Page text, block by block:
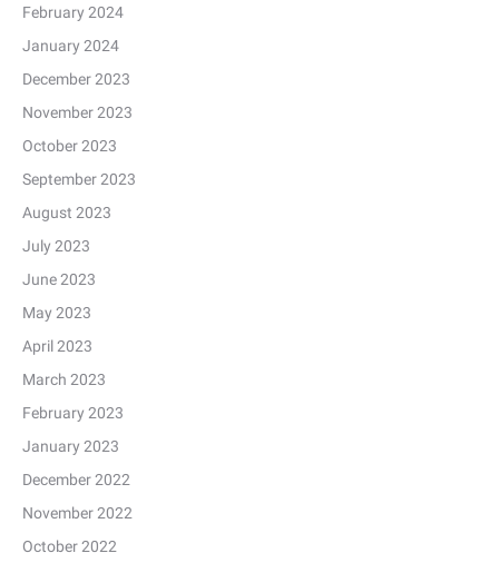
February 2024
January 2024
December 2023
November 2023
October 2023
September 2023
August 2023
July 2023
June 2023
May 2023
April 2023
March 2023
February 2023
January 2023
December 2022
November 2022
October 2022